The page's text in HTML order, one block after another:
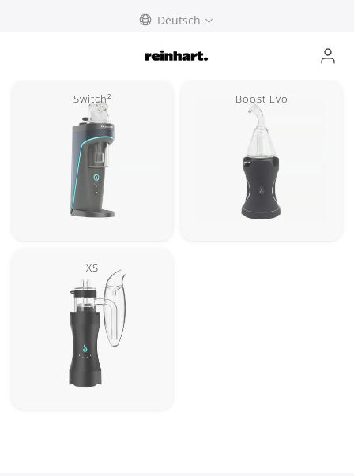
Deutsch
Switch² Boost Evo
XS